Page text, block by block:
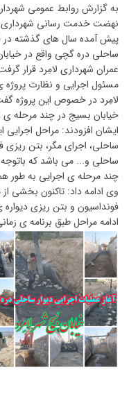
به گزارش روابط عمومی
پیش آمده سال های گذشته در
ساحلی دره گچی واقع در
عمران شهرداری لامِرد قرار
مسئول اجرایی و نظارت
لامِرد در خصوص این پروژه
خیابان بسیج در چند مرحله
ایشان افزودند: مراحل اجرایی
ساحلی، اجرای مگر، بتن ریزی
ساحلی و... می باشد که باتوجه
چند مرحله ی اجرایی به طور
وی ادامه داد: تاکنون بخشی
فونداسیون و بتن ریزی
ادامه مراحل طبق برنامه ی